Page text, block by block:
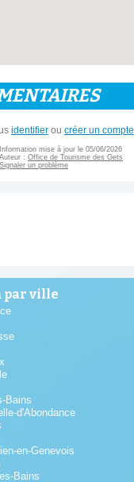
identifier ou créer un compte
Information mise à jour le 05/06/2026
Auteur : Office de Tourisme des Gets
Signaler un problème
par ville
Bains
d'Abondance
en-Genevois
Bains